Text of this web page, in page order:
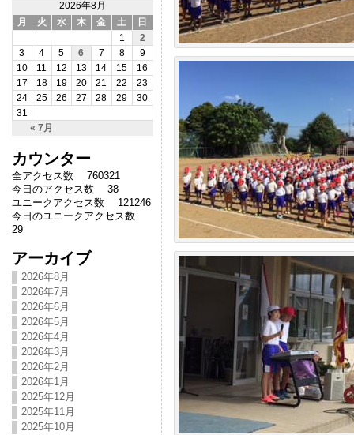
2026年8月
月
火 水 木 金 土 日
« 7月
1
2
3
4 5 6 7 8
9
10
11 12 13 14 15
16
17
18 19 20 21 22
23
24
25 26 27 28 29
30
31
カウンター
全アクセス数 760321
今日のアクセス数 38
ユニークアクセス数 121246
今日のユニークアクセス数
29
アーカイブ
2026年8月
2026年7月
2026年6月
2026年5月
2026年4月
2026年3月
2026年2月
2026年1月
2025年12月
2025年11月
2025年10月